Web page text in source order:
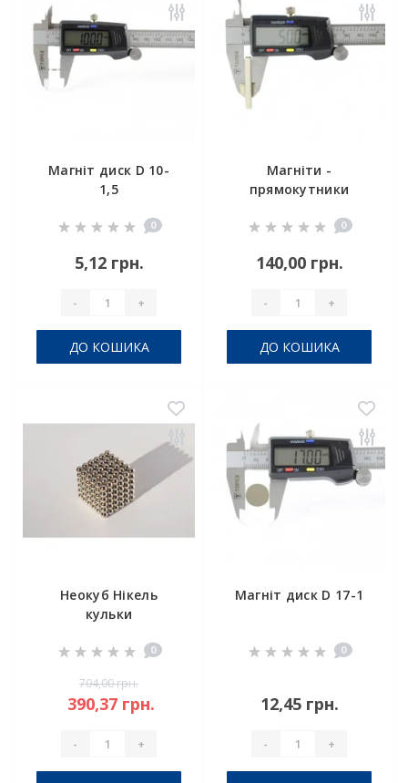
Магніт диск D 10-
1,5
0
5,12 грн.
- +
ДО КОШИКА
Магніти -
прямокутники
0
140,00 грн.
- +
ДО КОШИКА
Неокуб Нікель
кульки
0
704,00 грн.
390,37 грн.
- +
Магніт диск D 17-1
0
12,45 грн.
- +